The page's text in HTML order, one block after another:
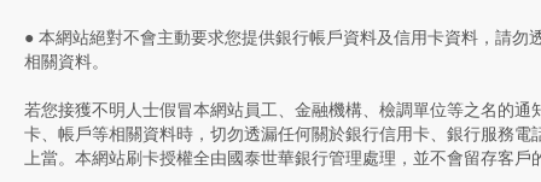
● 本網站絕對不會主動要求您提供銀行帳戶資料及信用卡資料，請勿
相關資料。
若您接獲不明人士假冒本網站員工、金融機構、檢調單位等之名的通
卡、帳戶等相關資料時，切勿透漏任何關於銀行信用卡、銀行服務電
上當。本網站刷卡授權全由國泰世華銀行管理處理，並不會留存客